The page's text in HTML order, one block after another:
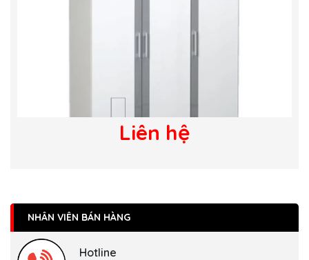
Liên hệ
NHÂN VIÊN BÁN HÀNG
Hotline